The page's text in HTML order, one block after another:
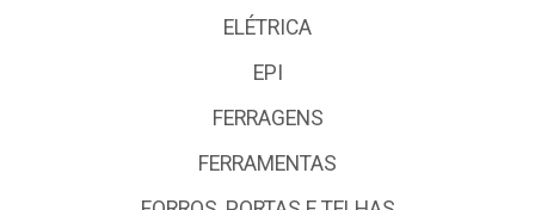
ELÉTRICA
EPI
FERRAGENS
FERRAMENTAS